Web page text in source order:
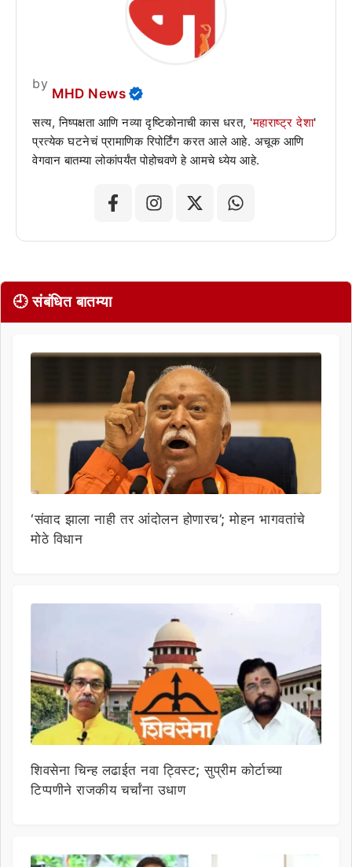
by
MHD News
सत्य, निष्पक्षता आणि नव्या दृष्टिकोनाची कास धरत, 'महाराष्ट्र देशा'
प्रत्येक घटनेचं प्रामाणिक रिपोर्टिंग करत आले आहे. अचूक आणि
वेगवान बातम्या लोकांपर्यंत पोहोचवणे हे आमचे ध्येय आहे.
🕘 संबंधित बातम्या
‘संवाद झाला नाही तर आंदोलन होणारच’; मोहन भागवतांचे
मोठे विधान
शिवसेना चिन्ह लढाईत नवा ट्विस्ट; सुप्रीम कोर्टाच्या
टिप्पणीने राजकीय चर्चांना उधाण